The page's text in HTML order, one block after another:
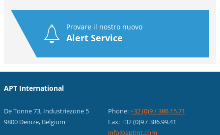
Provare il nostro nuovo
Alert Service
APT International
De Tonne 73, Industriezone 5
9800 Deinze, Belgium
Phone:+32 (0)9 / 386.15.71
Fax: +32 (0)9 / 386.99.41
info@aptint.com